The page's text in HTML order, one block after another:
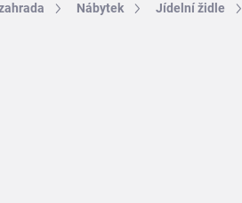
Nábytek Jídelní židle